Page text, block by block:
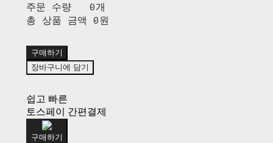
주문 수량
0개
총 상품 금액 0원
구매하기
장바구니에 담기
쉽고 빠른
토스페이 간편결제
구매하기